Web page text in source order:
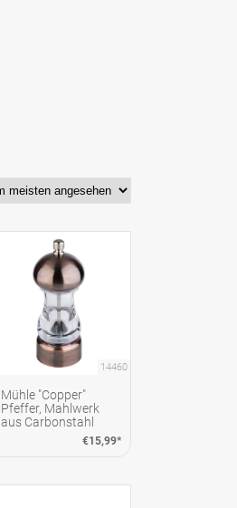
14460
Mühle "Copper"
Pfeffer, Mahlwerk
aus Carbonstahl
€15,99*